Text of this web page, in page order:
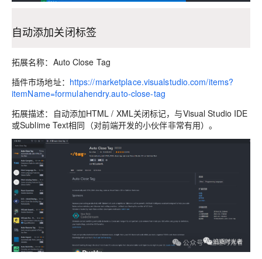
自动添加关闭标签
拓展名称：Auto Close Tag
插件市场地址： https://marketplace.visualstudio.com/items?
itemName=formulahendry.auto-close-tag
拓展描述：自动添加HTML / XML关闭标记，与Visual Studio IDE
或Sublime Text相同（对前端开发的小伙伴非常有用）。